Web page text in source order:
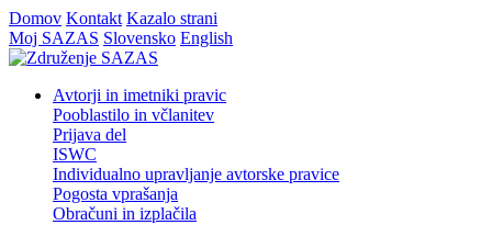
Domov Kontakt Kazalo strani
Moj SAZAS Slovensko English
Avtorji in imetniki pravic
Pooblastilo in včlanitev
Prijava del
ISWC
Individualno upravljanje avtorske pravice
Pogosta vprašanja
Obračuni in izplačila